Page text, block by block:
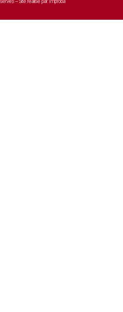
– Site réalisé par Improba